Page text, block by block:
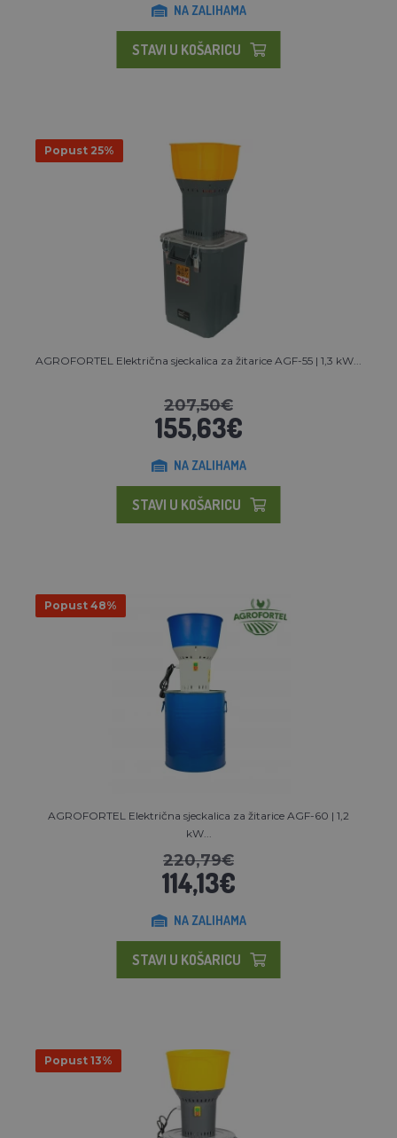
NA ZALIHAMA
STAVI U KOŠARICU
Popust 25%
AGROFORTEL Električna sjeckalica za žitarice AGF-55 | 1,3 kW...
207,50€
155,63€
NA ZALIHAMA
STAVI U KOŠARICU
Popust 48%
AGROFORTEL Električna sjeckalica za žitarice AGF-60 | 1,2
kW...
220,79€
114,13€
NA ZALIHAMA
STAVI U KOŠARICU
Popust 13%